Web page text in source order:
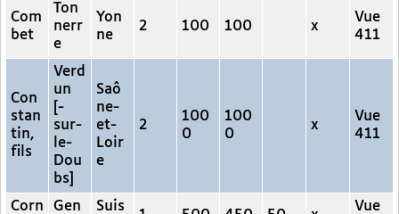
Com
bet
Ton
nerr
e
Yon
ne
2 100 100 x
Vue
411
Con
stan
tin,
fils
Verd
un
[-
sur-
le-
Dou
bs]
Saô
ne-
et-
Loir
e
2
100
0
100
0
x
Vue
411
Corn
Gen
Suis
Vue